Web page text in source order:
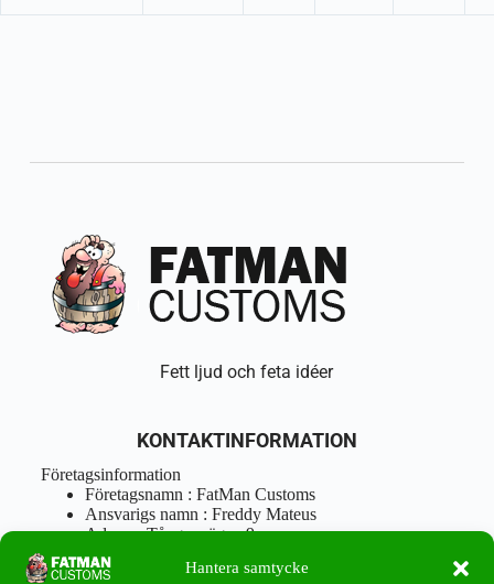
Hantera samtycke
Fett ljud och feta idéer
KONTAKTINFORMATION
Företagsinformation
Företagsnamn : FatMan Customs
Ansvarigs namn : Freddy Mateus
Adress : Tångenvägen 9
Postnr : 417 46 Göteborg
Tel : 0762919666